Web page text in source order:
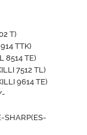
T)
TTK)
8514 TE)
7512 TL)
9614 TE)
SHARP(ES-